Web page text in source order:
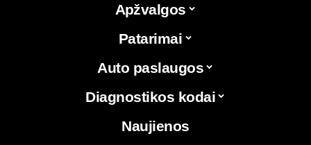
Apžvalgos
Patarimai
Auto paslaugos
Diagnostikos kodai
Naujienos